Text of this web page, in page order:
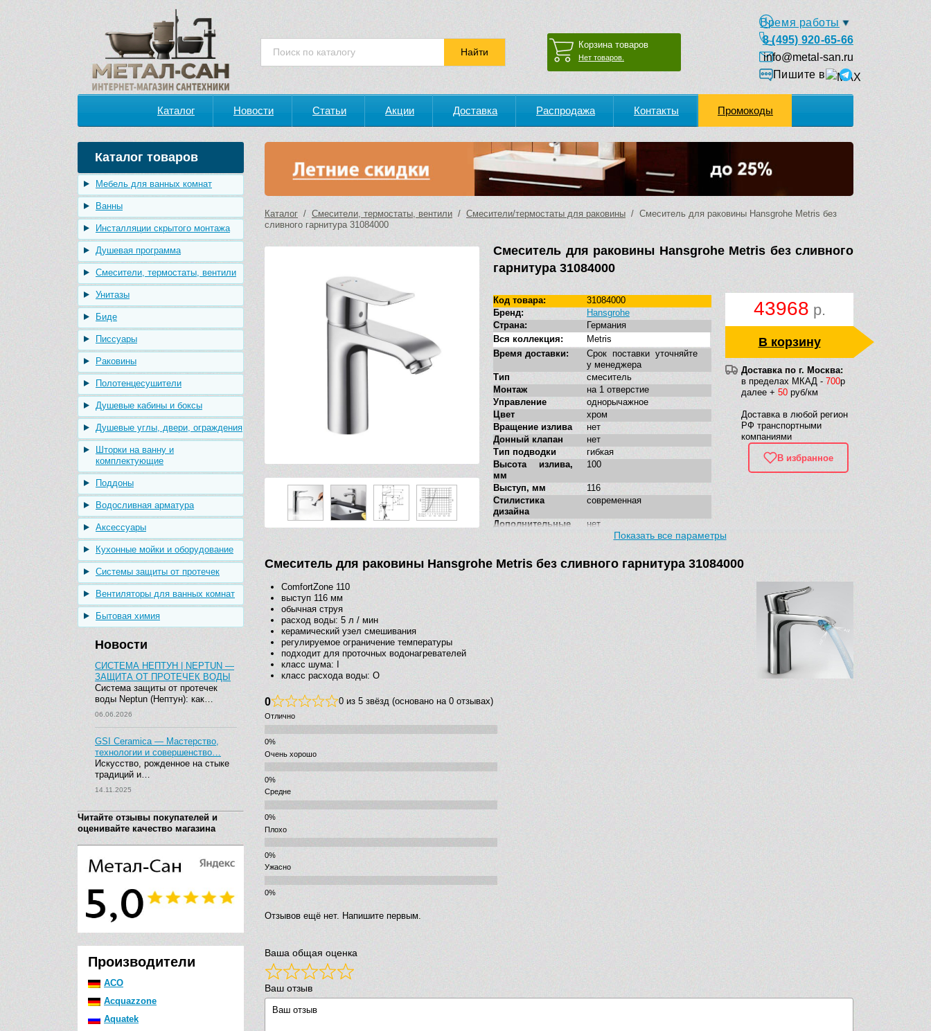
Корзина товаров
Нет товаров.
Время работы
8 (495) 920-65-66
info@metal-san.ru
Пишите в
Каталог Новости Статьи Акции Доставка Распродажа Контакты Промокоды
Каталог товаров
Мебель для ванных комнат
Ванны
Инсталляции скрытого монтажа
Душевая программа
Смесители, термостаты, вентили
Унитазы
Биде
Писсуары
Раковины
Полотенцесушители
Душевые кабины и боксы
Душевые углы, двери, ограждения
Шторки на ванну и
комплектующие
Поддоны
Водосливная арматура
Аксессуары
Кухонные мойки и оборудование
Системы защиты от протечек
Вентиляторы для ванных комнат
Бытовая химия
Новости
СИСТЕМА НЕПТУН | NEPTUN —
ЗАЩИТА ОТ ПРОТЕЧЕК ВОДЫ
Система защиты от протечек
воды Neptun (Нептун): как…
06.06.2026
GSI Ceramica — Мастерство,
технологии и совершенство…
Искусство, рожденное на стыке
традиций и…
14.11.2025
Читайте отзывы покупателей и
оценивайте качество магазина
Производители
ACO
Acquazzone
Aquatek
Каталог / Смесители, термостаты, вентили / Смесители/термостаты для раковины / Смеситель для раковины Hansgrohe Metris без
сливного гарнитура 31084000
Смеситель для раковины Hansgrohe Metris без сливного
гарнитура 31084000
43968 р.
В корзину
Доставка по г. Москва:
в пределах МКАД - 700р
далее + 50 руб/км
Доставка в любой регион
РФ транспортными
компаниями
В избранное
Код товара:
31084000
Бренд:
Hansgrohe
Страна:
Германия
Вся коллекция:
Metris
Время доставки:
Срок поставки уточняйте
у менеджера
Тип
смеситель
Монтаж
на 1 отверстие
Управление
однорычажное
Цвет
хром
Вращение излива
нет
Донный клапан
нет
Тип подводки
гибкая
Высота излива,
мм
100
Выступ, мм
116
Стилистика
дизайна
современная
Дополнительные
нет
Показать все параметры
Смеситель для раковины Hansgrohe Metris без сливного гарнитура 31084000
ComfortZone 110
выступ 116 мм
обычная струя
расход воды: 5 л / мин
керамический узел смешивания
регулируемое ограничение температуры
подходит для проточных водонагревателей
класс шума: I
класс расхода воды: O
0 0 из 5 звёзд (основано на 0 отзывах)
Отлично
Очень хорошо
Средне
Плохо
Ужасно
Отзывов ещё нет. Напишите первым.
Ваша общая оценка
Ваш отзыв